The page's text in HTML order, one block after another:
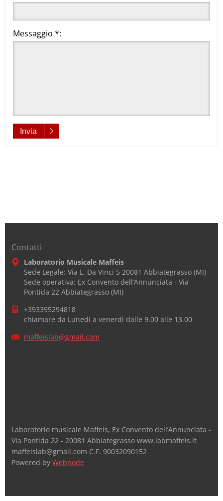
Messaggio *:
Invia
Contatti
Laboratorio Musicale Maffeis
Sede Legale: Via L. Da Vinci 5 20081 Abbiategrasso (MI)
Sede operativa: Ex Convento dell’Annunciata - Via
Pontida 22 Abbiategrasso (MI)
+393395294818
chiamare da Lunedi a venerdì dalle 9.00 alle 13.00
maffeislab@gmail.com
Laboratorio musicale Maffeis, Ex Convento dell’Annunciata -
Via Pontida 22 - 20081 Abbiategrasso www.labmaffeis.it
maffeislab@gmail.com C.F. 90032090152
Powered by Webnode